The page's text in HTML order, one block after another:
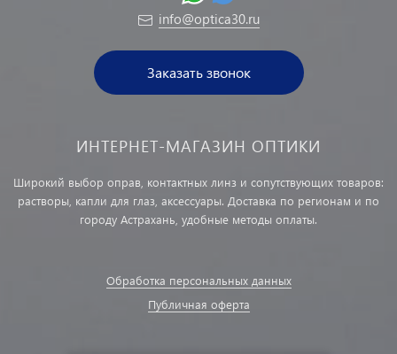
info@optica30.ru
Заказать звонок
ИНТЕРНЕТ-МАГАЗИН ОПТИКИ
Широкий выбор оправ, контактных линз и сопутствующих товаров:
растворы, капли для глаз, аксессуары. Доставка по регионам и по
городу Астрахань, удобные методы оплаты.
Обработка персональных данных
Публичная оферта